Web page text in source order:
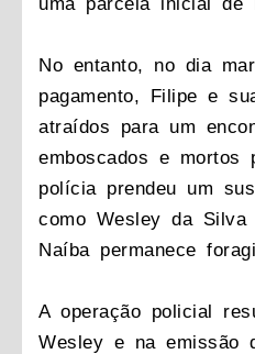
No entanto, no dia
pagamento, Filipe e
atraídos para um
emboscados e mortos
polícia prendeu um
como Wesley da Silva
Naíba permanece
A operação policial
Wesley e na emissão